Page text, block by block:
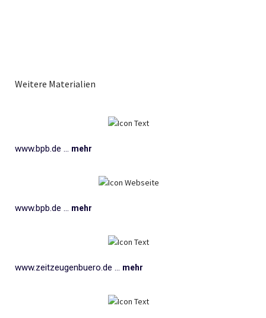
Weitere Materialien
www.bpb.de ... mehr
www.bpb.de ... mehr
www.zeitzeugenbuero.de ... mehr